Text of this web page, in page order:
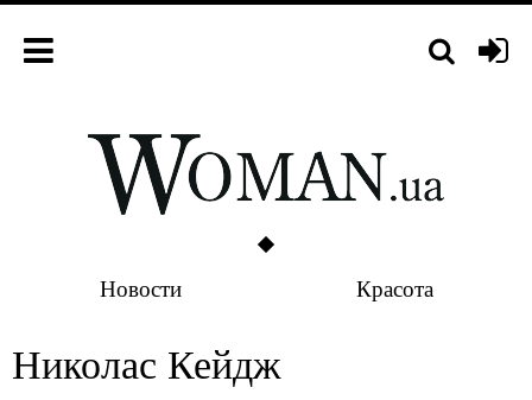
Новости Красота
Николас Кейдж